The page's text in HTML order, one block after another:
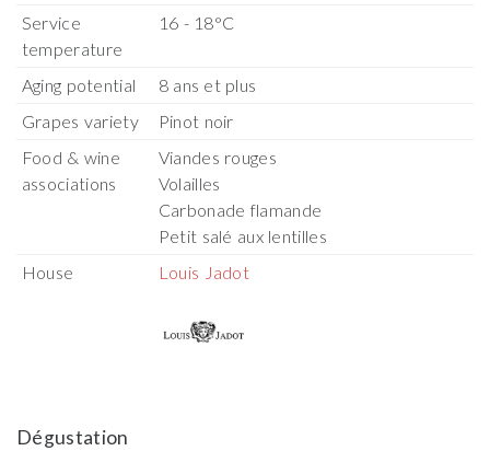
Service
temperature
16 - 18°C
Aging potential
8 ans et plus
Grapes variety
Pinot noir
Food & wine
associations
Viandes rouges
Volailles
Carbonade flamande
Petit salé aux lentilles
House
Louis Jadot
Dégustation